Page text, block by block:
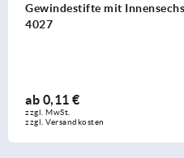
T-Griffe antistatisch
ab2,38 €
zzgl. MwSt.
zzgl. Versandkosten